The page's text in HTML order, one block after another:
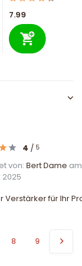
7.99
4 / 5
von: Bert Dame
2025
Verstärker für Ihr
8 9